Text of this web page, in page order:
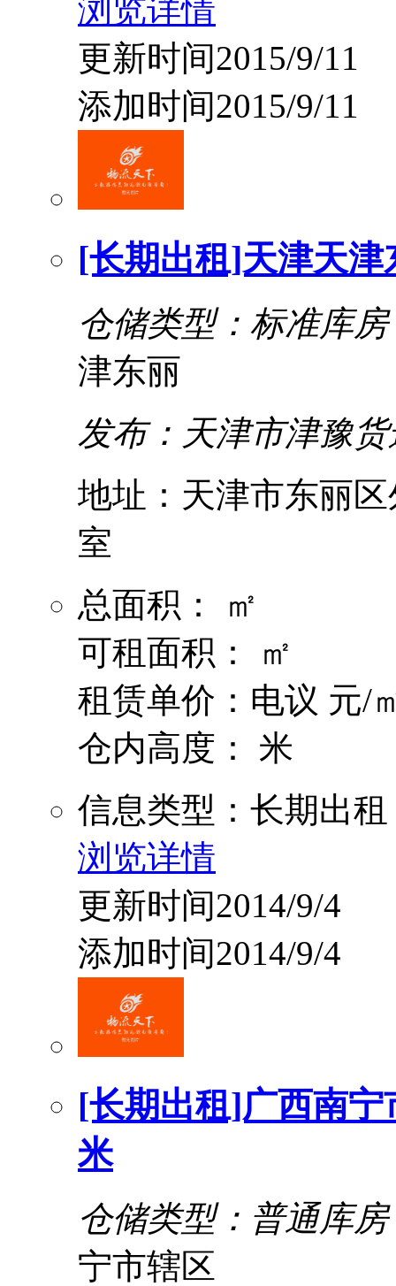
浏览详情
更新时间2015/9/11
添加时间2015/9/11
[长期出租]天津天
仓储类型：标准库房
津东丽
发布：天津市津豫
地址：天津市东丽
室
总面积： ㎡
可租面积： ㎡
租赁单价：电议 元/
仓内高度： 米
信息类型：长期出租
浏览详情
更新时间2014/9/4
添加时间2014/9/4
[长期出租]广西南宁
米
仓储类型：普通库房
宁市辖区